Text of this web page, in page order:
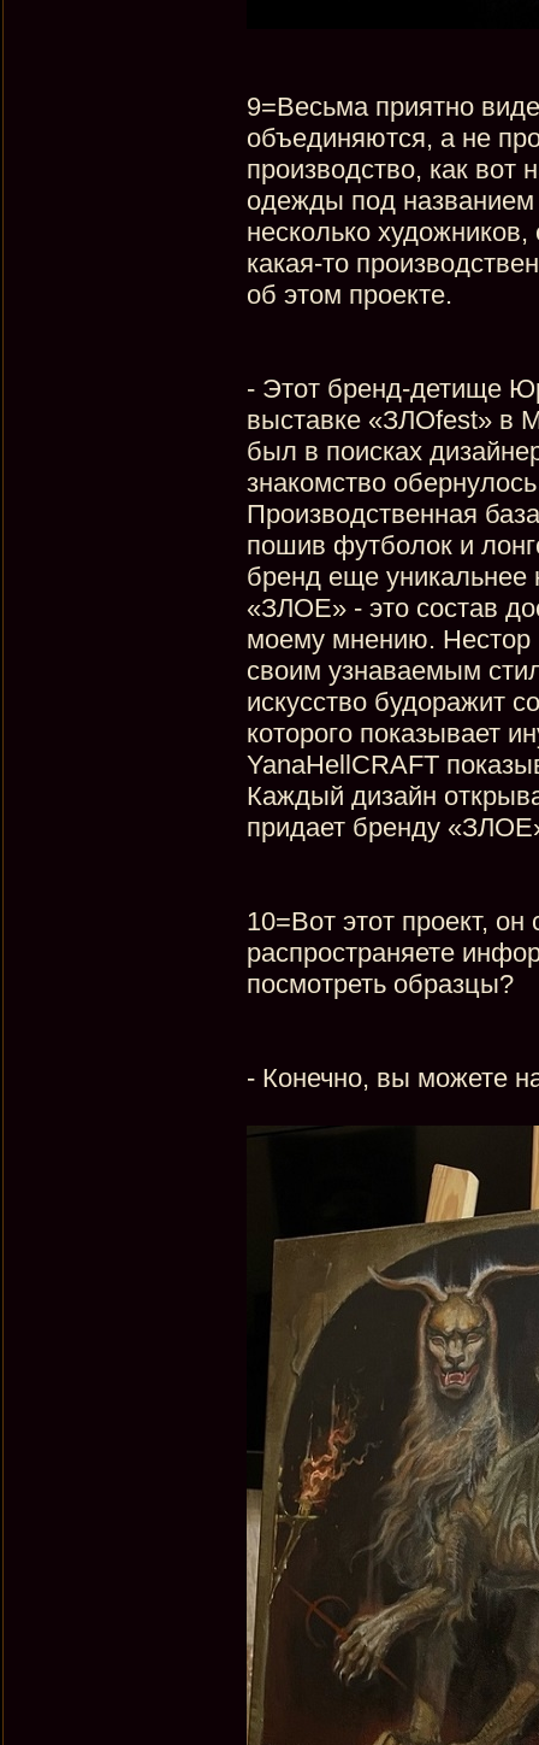
9=Весьма приятно
объединяются, а не
производство, как
одежды под
несколько
какая-то
об этом проекте.
- Этот бренд-детище
выставке «ЗЛОfest» в
был в поисках
знакомство
Производственная
пошив футболок и
бренд еще
«ЗЛОЕ» - это состав
моему мнению. Нестор
своим узнаваемым
искусство будоражит
которого показывает
YanaHellCRAFT
Каждый дизайн
придает бренду
10=Вот этот проект,
распространяете
посмотреть образцы?
- Конечно, вы можете